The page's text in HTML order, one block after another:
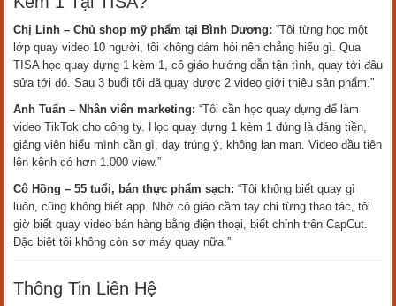
Chị Linh – Chủ shop mỹ phẩm tại Bình Dương: “Tôi từng học một
lớp quay video 10 người, tôi không dám hỏi nên chẳng hiểu gì. Qua
TISA học quay dựng 1 kèm 1, cô giáo hướng dẫn tận tình, quay tới đâu
sửa tới đó. Sau 3 buổi tôi đã quay được 2 video giới thiệu sản phẩm.”
Anh Tuấn – Nhân viên marketing: “Tôi cần học quay dựng để làm
video TikTok cho công ty. Học quay dựng 1 kèm 1 đúng là đáng tiền,
giảng viên hiểu mình cần gì, dạy trúng ý, không lan man. Video đầu tiên
lên kênh có hơn 1.000 view.”
Cô Hồng – 55 tuổi, bán thực phẩm sạch: “Tôi không biết quay gì
luôn, cũng không biết app. Nhờ cô giáo cầm tay chỉ từng thao tác, tôi
giờ biết quay video bán hàng bằng điện thoại, biết chỉnh trên CapCut.
Đặc biệt tôi không còn sợ máy quay nữa.”
Thông Tin Liên Hệ